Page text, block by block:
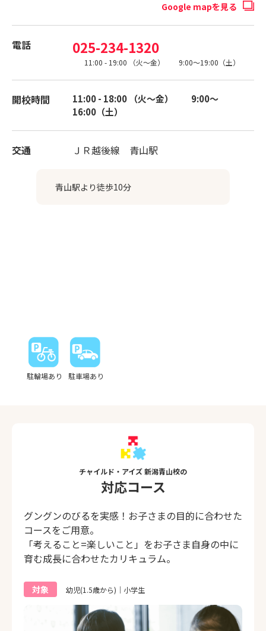
Google mapを見る
電話 025-234-1320
11:00 - 19:00 （火～金） 9:00～19:00（土）
開校時間
11:00 - 18:00 （火～金） 9:00～
16:00（土）
交通 ＪＲ越後線 青山駅
青山駅より徒歩10分
駐輪場あり 駐車場あり
チャイルド・アイズ 新潟青山校の
対応コース
グングンのびるを実感！お子さまの目的に合わせた
コースをご用意。
「考えること=楽しいこと」をお子さま自身の中に
育む成長に合わせたカリキュラム。
対象 幼児(1.5歳から)｜小学生